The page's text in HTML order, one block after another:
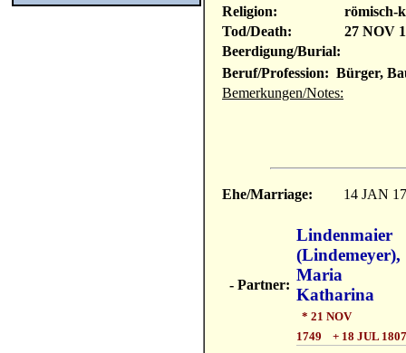
Religion:
römisch-
Tod/Death:
27 NOV
Beerdigung/Burial:
Beruf/Profession: Bürger,
Bemerkungen/Notes:
Ehe/Marriage: 14 JAN
- Partner:
Lindenmaier
(Lindemeyer),
Maria
Katharina
* 21 NOV
1749 + 18 JUL 1807